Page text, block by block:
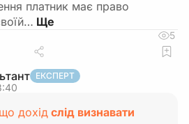
платник має право
5
ЕКСПЕРТ
дохід слід визнавати